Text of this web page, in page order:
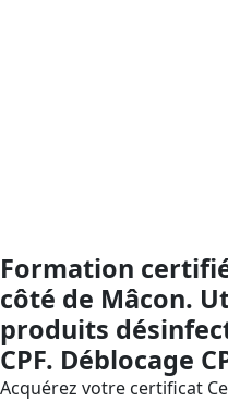
Formation
côté de Mâcon.
produits
CPF. Déblocage
Acquérez votre certificat